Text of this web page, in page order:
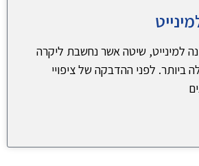
למינייט, שיטה אשר נחשבת ליקרה
ביותר. לפני ההדבקה של ציפויי